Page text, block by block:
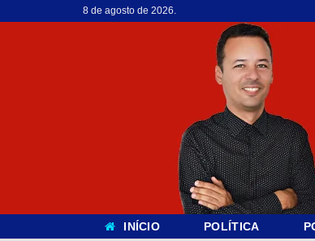
8 de agosto de 2026.
INÍCIO POLÍTICA